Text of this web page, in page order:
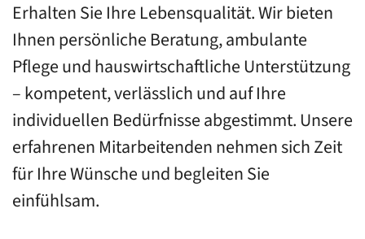
Erhalten Sie Ihre Lebensqualität. Wir bieten
Ihnen persönliche Beratung, ambulante
Pflege und hauswirtschaftliche Unterstützung
– kompetent, verlässlich und auf Ihre
individuellen Bedürfnisse abgestimmt. Unsere
erfahrenen Mitarbeitenden nehmen sich Zeit
für Ihre Wünsche und begleiten Sie
einfühlsam.